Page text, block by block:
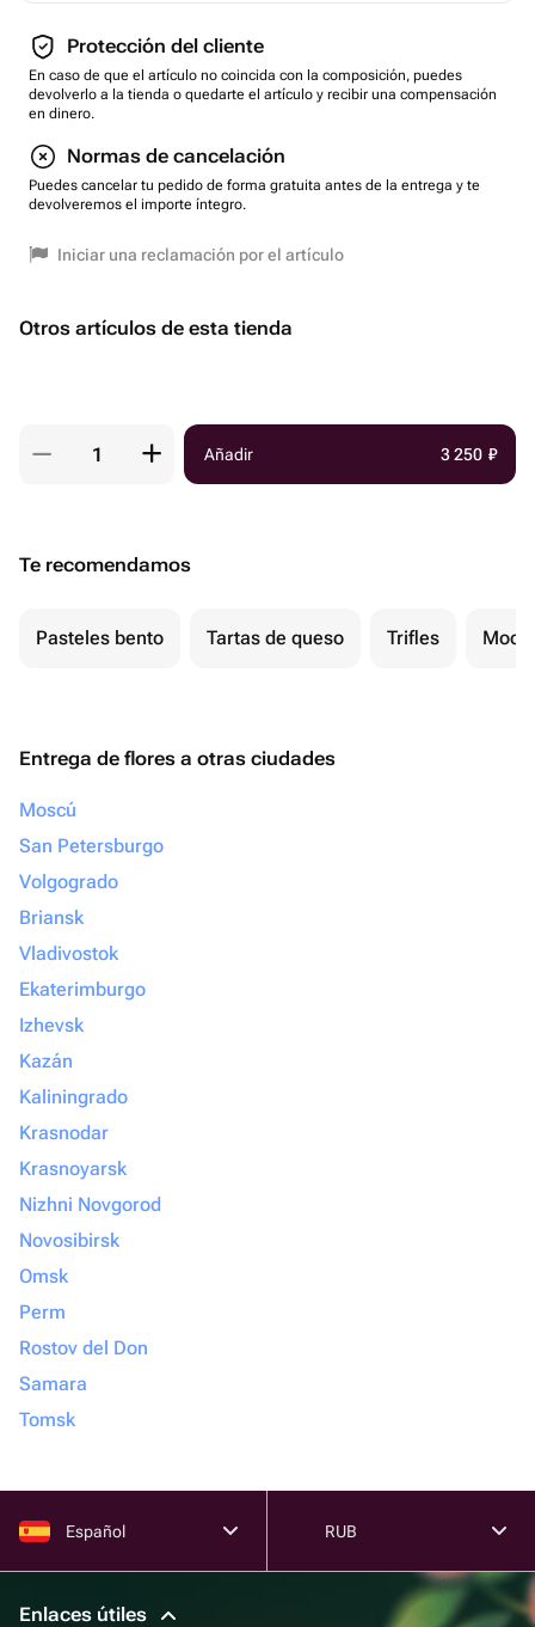
Protección del cliente
En caso de que el artículo no coincida con la composición, puedes
devolverlo a la tienda o quedarte el artículo y recibir una compensación
en dinero.
Normas de cancelación
Puedes cancelar tu pedido de forma gratuita antes de la entrega y te
devolveremos el importe íntegro.
Iniciar una reclamación por el artículo
Otros artículos de esta tienda
Añadir 3 250 ₽
Te recomendamos
Pasteles bento Tartas de queso Trifles Mochi
Entrega de flores a otras ciudades
Moscú
San Petersburgo
Volgogrado
Briansk
Vladivostok
Ekaterimburgo
Izhevsk
Kazán
Kaliningrado
Krasnodar
Krasnoyarsk
Nizhni Novgorod
Novosibirsk
Omsk
Perm
Rostov del Don
Samara
Tomsk
Español RUB
Enlaces útiles